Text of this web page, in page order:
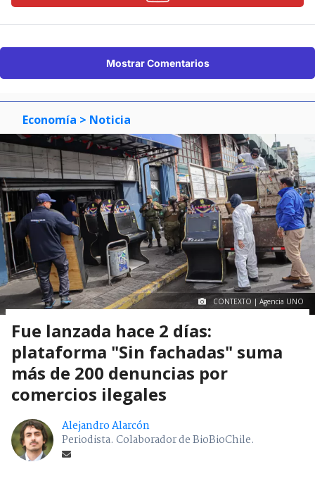
Mostrar Comentarios
Economía > Noticia
CONTEXTO | Agencia UNO
Fue lanzada hace 2 días:
plataforma "Sin fachadas" suma
más de 200 denuncias por
comercios ilegales
Alejandro Alarcón
Periodista. Colaborador de BioBioChile.